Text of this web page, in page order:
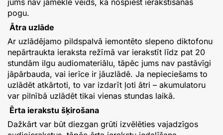
jums nav jāmeklē veids, kā nospiest ierakstīšanas
pogu.
Ātra uzlāde
Ar uzlādējamo pildspalvā iemontēto slepeno diktofonu
nepārtraukta ieraksta režīmā var ierakstīt līdz pat 20
stundām ilgu audiomateriālu, tāpēc jums nav pastāvīgi
jāpārbauda, vai ierīce ir jāuzlādē. Ja nepieciešams to
uzlādēt atkārtoti, to var izdarīt ļoti ātri – akumulatoru
var pilnībā uzlādēt tikai vienas stundas laikā.
Ērta ierakstu šķirošana
Dažkārt var būt diezgan grūti izvēlēties vajadzīgos